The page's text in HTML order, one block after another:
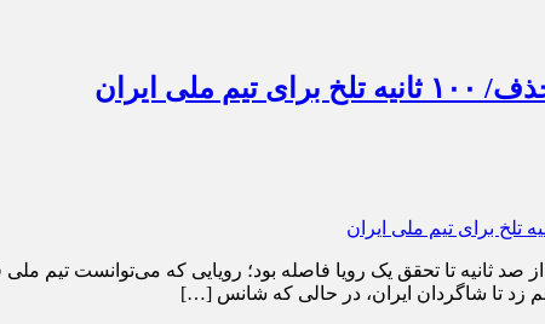
هم زد تا شاگردان ایران، در حالی که شانس […]